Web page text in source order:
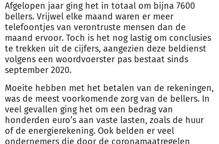
Afgelopen jaar ging het in totaal om bijna 7600
bellers. Vrijwel elke maand waren er meer
telefoontjes van verontruste mensen dan de
maand ervoor. Toch is het nog lastig om conclusies
te trekken uit de cijfers, aangezien deze beldienst
volgens een woordvoerster pas bestaat sinds
september 2020.
Moeite hebben met het betalen van de rekeningen,
was de meest voorkomende zorgvan de bellers. In
veel gevallen ging het om een bedrag van
honderden euro’s aan vaste lasten, zoals de huur
of de energierekening. Ook belden er veel
ondernemers die door de coronamaatregelen